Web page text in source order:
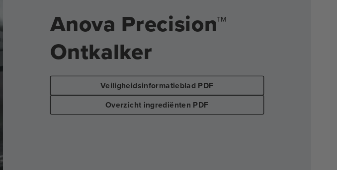
Anova Precision™
Ontkalker
Veiligheidsinformatieblad PDF
Overzicht ingrediënten PDF